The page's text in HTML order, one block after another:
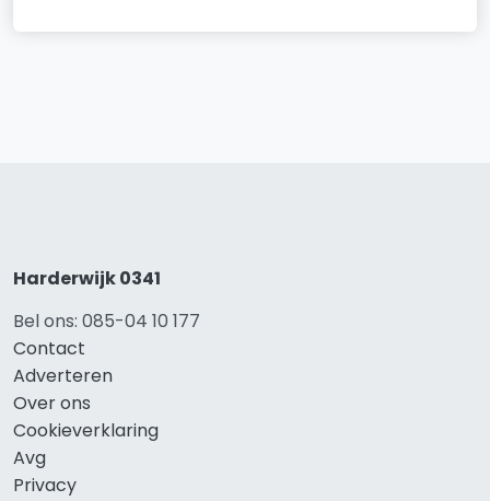
Harderwijk 0341
Bel ons: 085-04 10 177
Contact
Adverteren
Over ons
Cookieverklaring
Avg
Privacy